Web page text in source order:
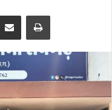
Share via Email Print